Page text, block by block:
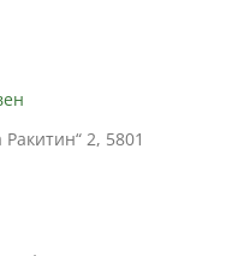
2, 5801